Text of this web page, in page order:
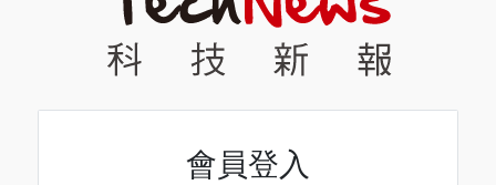
會員登入